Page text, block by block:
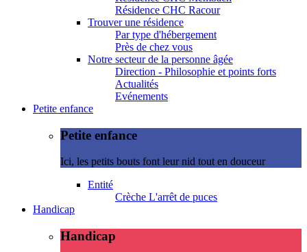
Résidence CHC Racour
Trouver une résidence
Par type d'hébergement
Près de chez vous
Notre secteur de la personne âgée
Direction - Philosophie et points forts
Actualités
Evénements
Petite enfance
Petite enfance
Ici, les petits bouts font leur nid tout en douceur
Entité
Crèche L'arrêt de puces
Handicap
Handicap